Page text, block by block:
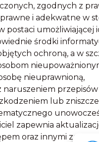
zgodnych z
i adekwatne w
postaci umożliwiającej
środki
ochroną, a w
nieuprawnioną,
przepisów
lub
zapewnia
oraz innymi